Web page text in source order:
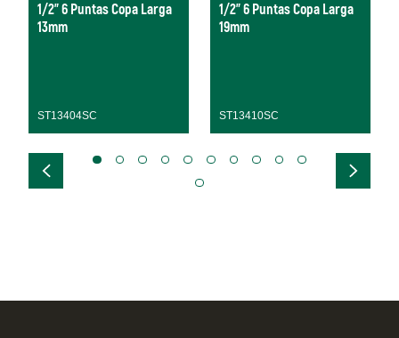
1/2" 6 Puntas Copa Larga
13mm
ST13404SC
1/2" 6 Puntas Copa Larga
19mm
ST13410SC